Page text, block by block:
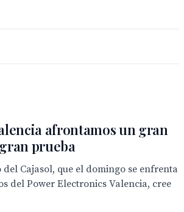
afrontamos un gran
prueba
Cajasol, que el domingo se enfrenta
del Power Electronics Valencia, cree